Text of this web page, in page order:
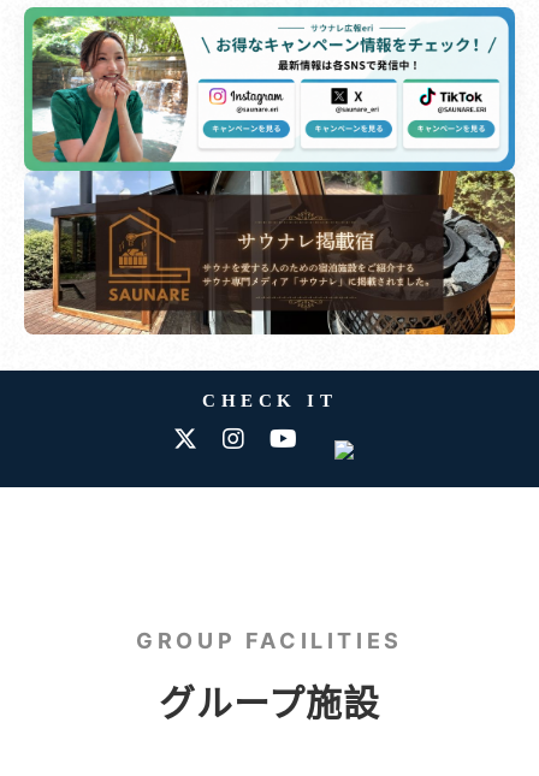
CHECK IT
GROUP FACILITIES
グループ施設